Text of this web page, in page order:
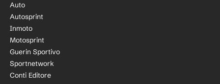
Auto
Autosprint
Inmoto
Motosprint
Guerin Sportivo
Sportnetwork
Conti Editore